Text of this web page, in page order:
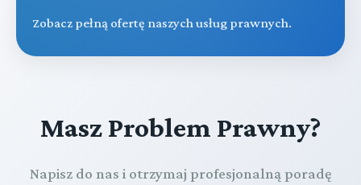
Zobacz pełną ofertę naszych usług prawnych.
Masz Problem Prawny?
Napisz do nas i otrzymaj profesjonalną poradę